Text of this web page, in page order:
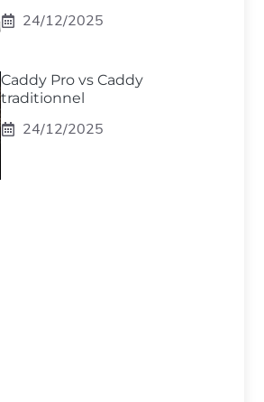
24/12/2025
Caddy Pro vs Caddy
traditionnel
24/12/2025